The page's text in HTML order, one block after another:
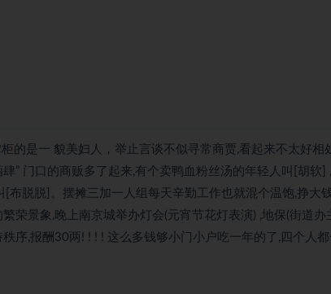
的是一 貌美妇人，举止言谈不似寻常商贾,看起来不太好相
” 门口的商贩多了起来,有个卖鸭血粉丝汤的年轻人叫[胡软]
脱脱]。摆摊三加一人组每天辛勤工作也就混个温饱,挣大
荣景象,晚上南京城举办灯会(元宵节花灯表演) ,地保(街道办
序,报酬30两! ! ! ! 这么多钱够小门小户吃一年的了,四个人